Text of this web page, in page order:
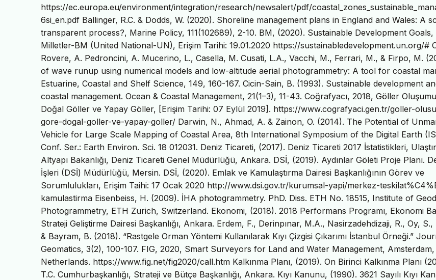
https://ec.europa.eu/environment/integration/research/newsalert/pdf/
6si_en.pdf Ballinger, R.C. & Dodds, W. (2020). Shoreline management plans in England and Wales: A
transparent process?, Marine Policy, 111(102689), 2-10. BM, (2020). Sustainable Development Goals,
Milletler-BM (United National-UN), Erişim Tarihi: 19.01.2020 https://sustainabledevelopment.un.org/#
Rovere, A. Pedroncini, A. Mucerino, L., Casella, M. Cusati, L.A., Vacchi, M., Ferrari, M., & Firpo, M.
of wave runup using numerical models and low-altitude aerial photogrammetry: A tool for coastal
Estuarine, Coastal and Shelf Science, 149, 160-167. Cicin-Sain, B. (1993). Sustainable development
coastal management. Ocean & Coastal Management, 21(1–3), 11-43. Coğrafyacı, 2018, Göller
Doğal Göller ve Yapay Göller, [Erişim Tarihi: 07 Eylül 2019]. https://www.cografyaci.gen.tr/goller-
gore-dogal-goller-ve-yapay-goller/ Darwin, N., Ahmad, A. & Zainon, O. (2014). The Potential of
Vehicle for Large Scale Mapping of Coastal Area, 8th International Symposium of the Digital Earth
Conf. Ser.: Earth Environ. Sci. 18 012031. Deniz Ticareti, (2017). Deniz Ticareti 2017 İstatistikleri,
Altyapı Bakanlığı, Deniz Ticareti Genel Müdürlüğü, Ankara. DSİ, (2019). Aydınlar Göleti Proje Planı.
İşleri (DSİ) Müdürlüğü, Mersin. DSİ, (2020). Emlak ve Kamulaştırma Dairesi Başkanlığının Görev ve
Sorumlulukları, Erişim Taihi: 17 Ocak 2020 http://www.dsi.gov.tr/kurumsal-yapi/merkez-
kamulastirma Eisenbeiss, H. (2009). İHA photogrammetry. PhD. Diss. ETH No. 18515, Institute of
Photogrammetry, ETH Zurich, Switzerland. Ekonomi, (2018). 2018 Performans Programı, Ekonomi
Strateji Geliştirme Dairesi Başkanlığı, Ankara. Erdem, F., Derinpınar, M.A., Nasirzadehdizaji, R., Oy, S.,
& Bayram, B. (2018). “Rastgele Orman Yöntemi Kullanılarak Kıyı Çizgisi Çıkarımı İstanbul Örneği.”
Geomatics, 3(2), 100-107. FIG, 2020, Smart Surveyors for Land and Water Management, Amsterdam,
Netherlands. https://www.fig.net/fig2020/call.htm Kalkınma Planı, (2019). On Birinci Kalkınma Planı
T.C. Cumhurbaşkanlığı, Strateji ve Bütçe Başkanlığı, Ankara. Kıyı Kanunu, (1990). 3621 Sayılı Kıyı